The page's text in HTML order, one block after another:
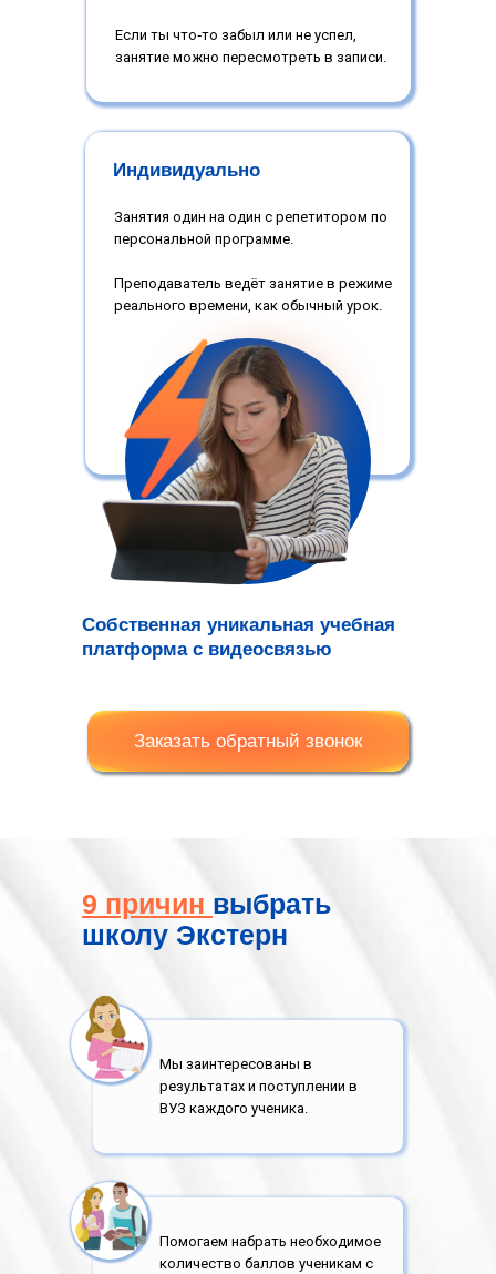
Собственная уникальная учебная
платформа с видеосвязью
Занятия один на один с репетитором по
персональной программе.
Преподаватель ведёт занятие в режиме
реального времени, как обычный урок.
Индивидуально
Если ты что‑то забыл или не успел,
занятие можно пересмотреть в записи.
Заказать обратный звонок
9 причин выбрать
школу Экстерн
Мы заинтересованы в
результатах и поступлении в
ВУЗ каждого ученика.
Помогаем набрать необходимое
количество баллов ученикам с